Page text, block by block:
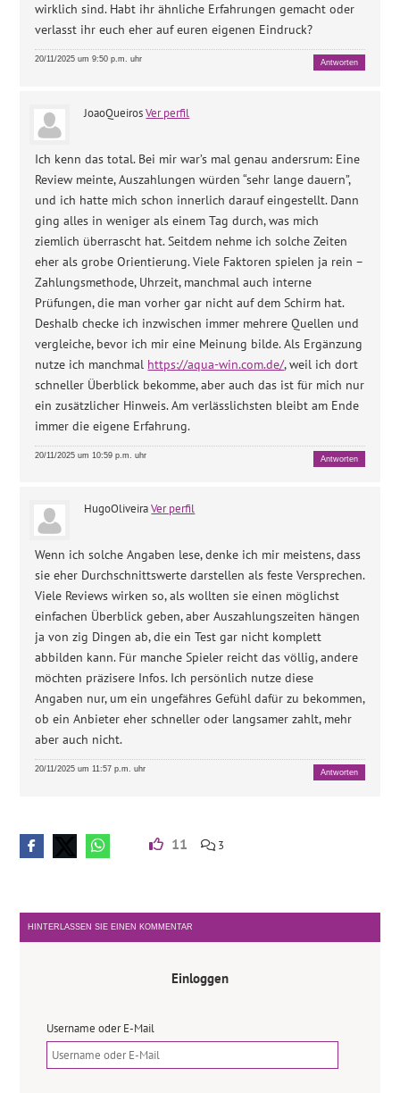
wirklich sind. Habt ihr ähnliche Erfahrungen gemacht oder
verlasst ihr euch eher auf euren eigenen Eindruck?
20/11/2025 um 9:50 p.m. uhr Antworten
JoaoQueirosVer perfil
Ich kenn das total. Bei mir war’s mal genau andersrum: Eine
Review meinte, Auszahlungen würden “sehr lange dauern”,
und ich hatte mich schon innerlich darauf eingestellt. Dann
ging alles in weniger als einem Tag durch, was mich
ziemlich überrascht hat. Seitdem nehme ich solche Zeiten
eher als grobe Orientierung. Viele Faktoren spielen ja rein –
Zahlungsmethode, Uhrzeit, manchmal auch interne
Prüfungen, die man vorher gar nicht auf dem Schirm hat.
Deshalb checke ich inzwischen immer mehrere Quellen und
vergleiche, bevor ich mir eine Meinung bilde. Als Ergänzung
nutze ich manchmal https://aqua-win.com.de/, weil ich dort
schneller Überblick bekomme, aber auch das ist für mich nur
ein zusätzlicher Hinweis. Am verlässlichsten bleibt am Ende
immer die eigene Erfahrung.
20/11/2025 um 10:59 p.m. uhr Antworten
HugoOliveiraVer perfil
Wenn ich solche Angaben lese, denke ich mir meistens, dass
sie eher Durchschnittswerte darstellen als feste Versprechen.
Viele Reviews wirken so, als wollten sie einen möglichst
einfachen Überblick geben, aber Auszahlungszeiten hängen
ja von zig Dingen ab, die ein Test gar nicht komplett
abbilden kann. Für manche Spieler reicht das völlig, andere
möchten präzisere Infos. Ich persönlich nutze diese
Angaben nur, um ein ungefähres Gefühl dafür zu bekommen,
ob ein Anbieter eher schneller oder langsamer zahlt, mehr
aber auch nicht.
20/11/2025 um 11:57 p.m. uhr Antworten
11 3
HINTERLASSEN SIE EINEN KOMMENTAR
Einloggen
Username oder E-Mail